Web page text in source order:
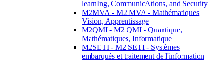
learnIng, CommunicAtions, and Security
M2MVA - M2 MVA - Mathématiques,
Vision, Apprentissage
M2QMI - M2 QMI - Quantique,
Mathématiques, Informatique
M2SETI - M2 SETI - Systèmes
embarqués et traitement de l'information